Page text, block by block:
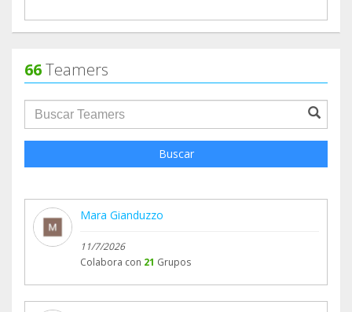
66Teamers
groupProfile.searchForm.search.text???
Buscar
Mara Gianduzzo
11/7/2026
Colabora con 21 Grupos